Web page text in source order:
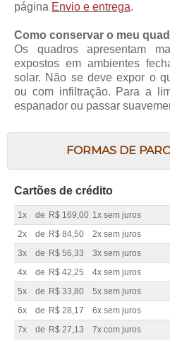
página Envio e entrega.
Como conservar o meu
Os quadros apresentam
expostos em ambientes
solar. Não se deve expor o
ou com infiltração. Para a
espanador ou passar
FORMAS DE
Cartões de crédito
1x de R$ 169,00 1x sem juros
2x
de R$ 84,50 2x sem juros
3x
de R$ 56,33 3x sem juros
4x
de R$ 42,25 4x sem juros
5x
de R$ 33,80 5x sem juros
6x
de R$ 28,17 6x sem juros
7x
de R$ 27,13 7x com juros